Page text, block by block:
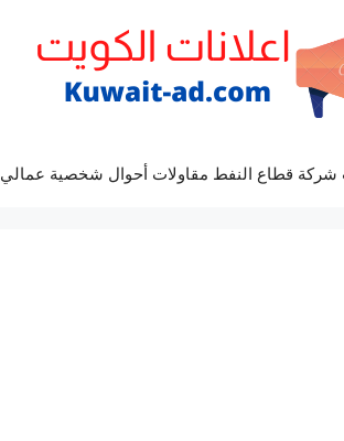
شركة قطاع النفط مقاولات أحوال شخصية عمالي